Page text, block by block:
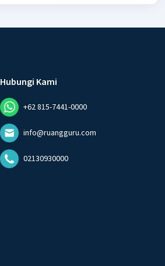
Hubungi Kami
+62 815-7441-0000
info@ruangguru.com
02130930000